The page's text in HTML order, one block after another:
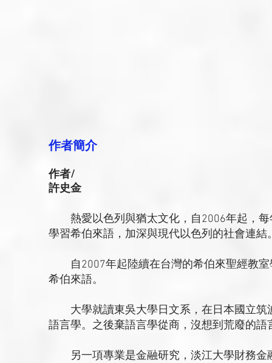
作者簡介
​作者/
許史金
熱愛以色列與猶太文化，自2006年起，每
學習希伯來語，加深與現代以色列的社會連結
自2007年起陸續在台灣的希伯來聖經教室
希伯來語。
大學就讀東吳大學日文系，在日本國立筑
語言學。之後棄語言學從商，沒想到荒廢的
另一項專業是金融研究，淡江大學財務金